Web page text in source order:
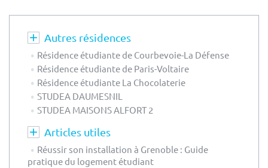
Autres résidences
Résidence étudiante de Courbevoie-La Défense
Résidence étudiante de Paris-Voltaire
Résidence étudiante La Chocolaterie
STUDEA DAUMESNIL
STUDEA MAISONS ALFORT 2
Articles utiles
Réussir son installation à Grenoble : Guide
pratique du logement étudiant